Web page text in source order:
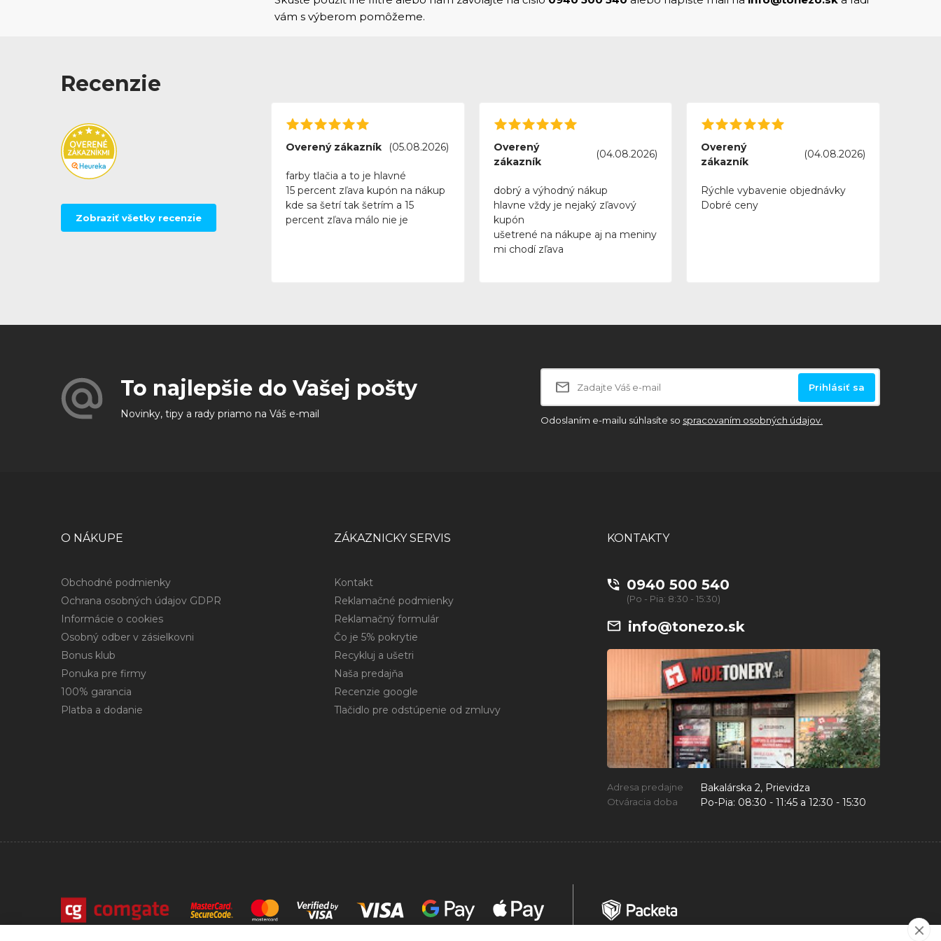
vám s výberom pomôžeme.
Recenzie
Zobraziť všetky recenzie
Overený zákazník (05.08.2026)
farby tlačia a to je hlavné
15 percent zľava kupón na nákup
kde sa šetrí tak šetrím a 15
percent zľava málo nie je
Overený
zákazník
(04.08.2026)
dobrý a výhodný nákup
hlavne vždy je nejaký zľavový
kupón
ušetrené na nákupe aj na meniny
mi chodí zľava
Overený
zákazník
(04.08.2026)
Rýchle vybavenie objednávky
Dobré ceny
To najlepšie do Vašej pošty
Novinky, tipy a rady priamo na Váš e-mail
Prihlásiť sa
Odoslaním e-mailu súhlasíte so spracovaním osobných údajov.
O NÁKUPE
Obchodné podmienky
Ochrana osobných údajov GDPR
Informácie o cookies
Osobný odber v zásielkovni
Bonus klub
Ponuka pre firmy
100% garancia
Platba a dodanie
ZÁKAZNICKY SERVIS
Kontakt
Reklamačné podmienky
Reklamačný formulár
Čo je 5% pokrytie
Recykluj a ušetri
Naša predajňa
Recenzie google
Tlačidlo pre odstúpenie od zmluvy
KONTAKTY
0940 500 540
(Po - Pia: 8:30 - 15:30)
info@tonezo.sk
Adresa predajne Bakalárska 2, Prievidza
Otváracia doba Po-Pia: 08:30 - 11:45 a 12:30 - 15:30